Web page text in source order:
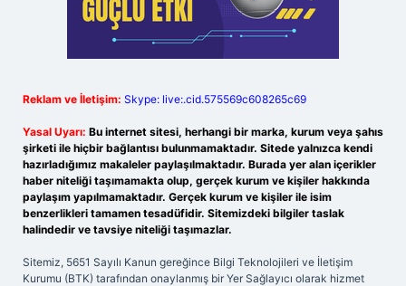
Reklam ve İletişim: Skype: live:.cid.575569c608265c69
Yasal Uyarı: Bu internet sitesi, herhangi bir marka, kurum veya şahıs
şirketi ile hiçbir bağlantısı bulunmamaktadır. Sitede yalnızca kendi
hazırladığımız makaleler paylaşılmaktadır. Burada yer alan içerikler
haber niteliği taşımamakta olup, gerçek kurum ve kişiler hakkında
paylaşım yapılmamaktadır. Gerçek kurum ve kişiler ile isim
benzerlikleri tamamen tesadüfidir. Sitemizdeki bilgiler taslak
halindedir ve tavsiye niteliği taşımazlar.
Sitemiz, 5651 Sayılı Kanun gereğince Bilgi Teknolojileri ve İletişim
Kurumu (BTK) tarafından onaylanmış bir Yer Sağlayıcı olarak hizmet